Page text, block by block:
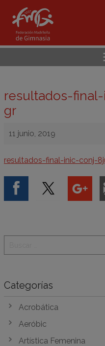
resultados-
gr
11 junio, 2019
resultados-final-inic-conj-
Categorías
Acrobática
Aeróbic
Artística Femenina